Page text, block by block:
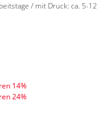
/ mit Druck: ca. 5-12
14%
24%